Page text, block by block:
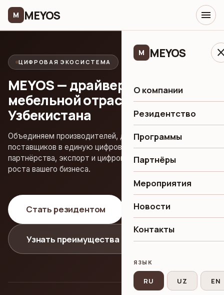
M MEYOS menu
M MEYOS
О компании
Резидентство
Программы
Партнёры
Мероприятия
Новости
Контакты
ЯЗЫК
RU UZ EN
ЦИФРОВАЯ ЭКОСИСТЕМА
MEYOS — драйвер роста
мебельной отрасли
Узбекистана
Объединяем производителей, дизайнеров и
поставщиков в единую цифровую экосистему. Льготы,
партнёрства, экспорт и цифровые инструменты — для
роста вашего бизнеса.
Стать резидентом
Узнать преимущества